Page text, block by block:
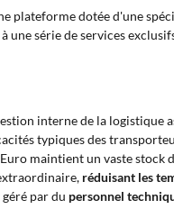
plateforme dotée d'une
une série de services
interne de la logistique
typiques des
maintient un vaste stock
réduisant les
par du personnel